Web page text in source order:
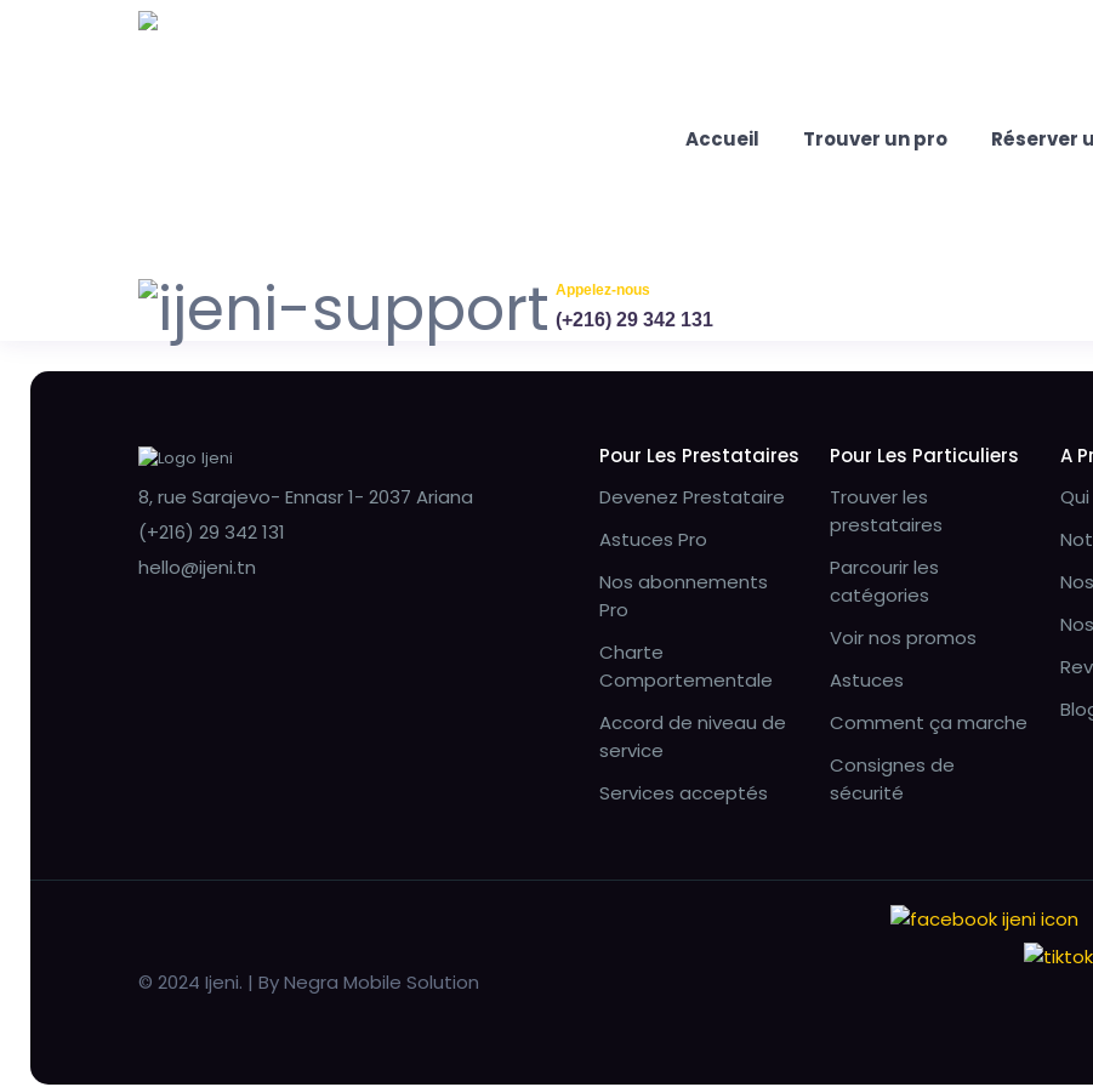
Accueil Trouver un pro Réserver
Appelez-nous
(+216) 29 342 131
8, rue Sarajevo- Ennasr 1- 2037 Ariana
(+216) 29 342 131
hello@ijeni.tn
Pour Les Prestataires
Devenez Prestataire
Astuces Pro
Nos abonnements
Pro
Charte
Comportementale
Accord de niveau de
service
Services acceptés
Pour Les Particuliers
Trouver les
prestataires
Parcourir les
catégories
Voir nos promos
Astuces
Comment ça marche
Consignes de
sécurité
A
© 2024 Ijeni. | By Negra Mobile Solution